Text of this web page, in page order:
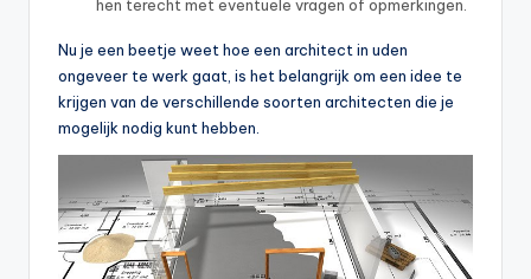
hen terecht met eventuele vragen of opmerkingen.
Nu je een beetje weet hoe een architect in uden
ongeveer te werk gaat, is het belangrijk om een idee te
krijgen van de verschillende soorten architecten die je
mogelijk nodig kunt hebben.